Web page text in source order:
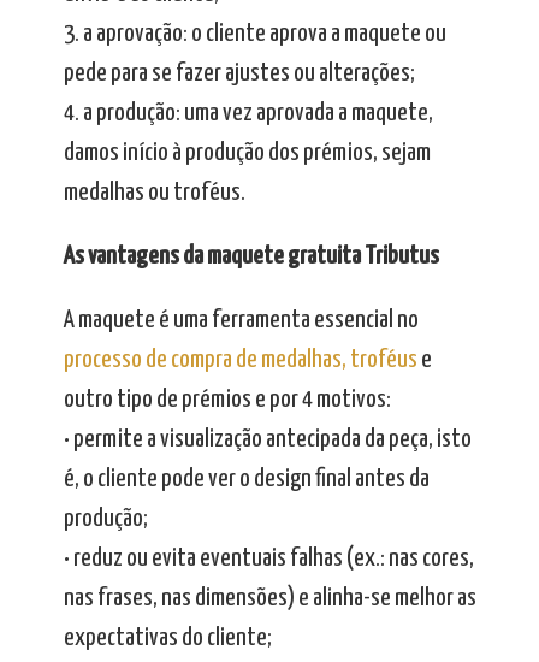
3. a aprovação: o cliente aprova a maquete ou
pede para se fazer ajustes ou alterações;
4. a produção: uma vez aprovada a maquete,
damos início à produção dos prémios, sejam
medalhas ou troféus.
As vantagens da maquete gratuita Tributus
A maquete é uma ferramenta essencial no
processo de compra de medalhas, troféus e
outro tipo de prémios e por 4 motivos:
• permite a visualização antecipada da peça, isto
é, o cliente pode ver o design final antes da
produção;
• reduz ou evita eventuais falhas (ex.: nas cores,
nas frases, nas dimensões) e alinha-se melhor as
expectativas do cliente;